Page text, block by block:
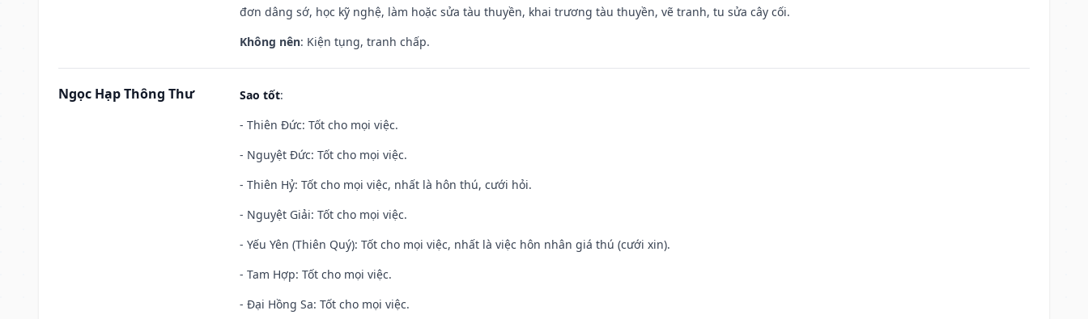
đơn dâng sớ, học kỹ nghệ, làm hoặc sửa tàu thuyền, khai trương tàu thuyền, vẽ tranh, tu sửa cây cối.
Không nên: Kiện tụng, tranh chấp.
Ngọc Hạp Thông Thư Sao tốt:
- Thiên Đức: Tốt cho mọi việc.
- Nguyệt Đức: Tốt cho mọi việc.
- Thiên Hỷ: Tốt cho mọi việc, nhất là hôn thú, cưới hỏi.
- Nguyệt Giải: Tốt cho mọi việc.
- Yếu Yên (Thiên Quý): Tốt cho mọi việc, nhất là việc hôn nhân giá thú (cưới xin).
- Tam Hợp: Tốt cho mọi việc.
- Đại Hồng Sa: Tốt cho mọi việc.